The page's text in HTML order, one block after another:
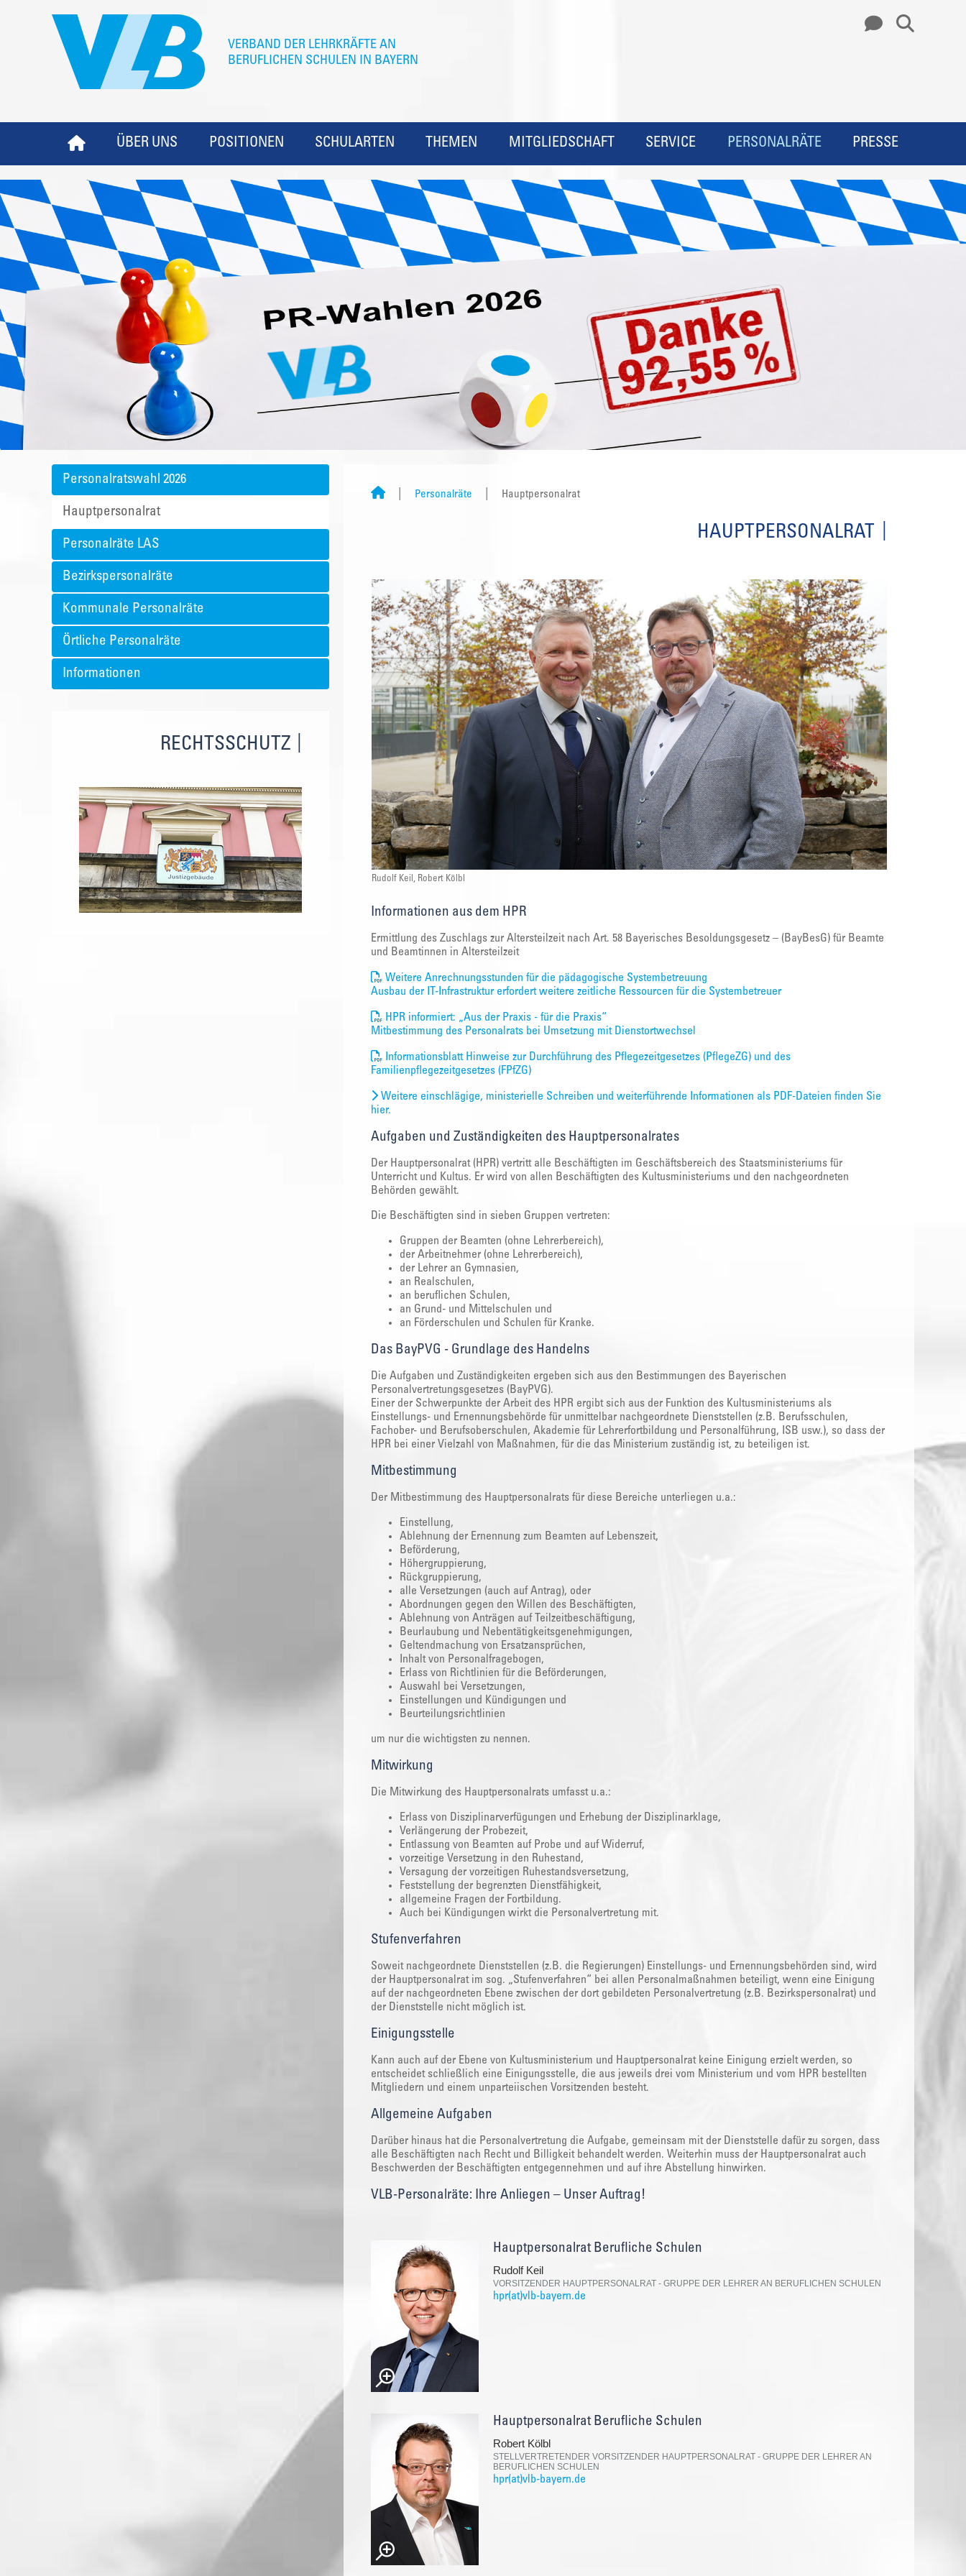
ÜBER UNS POSITIONEN SCHULARTEN THEMEN MITGLIEDSCHAFT SERVICE PERSONALRÄTE PRESSE
Personalratswahl 2026
Hauptpersonalrat
Personalräte LAS
Bezirkspersonalräte
Kommunale Personalräte
Örtliche Personalräte
Informationen
RECHTSSCHUTZ
Personalräte Hauptpersonalrat
HAUPTPERSONALRAT
Rudolf Keil, Robert Kölbl
Informationen aus dem HPR
Ermittlung des Zuschlags zur Altersteilzeit nach Art. 58 Bayerisches Besoldungsgesetz – (BayBesG) für Beamte
und Beamtinnen in Altersteilzeit
Weitere Anrechnungsstunden für die pädagogische Systembetreuung
Ausbau der IT-Infrastruktur erfordert weitere zeitliche Ressourcen für die Systembetreuer
HPR informiert: „Aus der Praxis - für die Praxis“
Mitbestimmung des Personalrats bei Umsetzung mit Dienstortwechsel
Informationsblatt Hinweise zur Durchführung des Pflegezeitgesetzes (PflegeZG) und des
Familienpflegezeitgesetzes (FPfZG)
Weitere einschlägige, ministerielle Schreiben und weiterführende Informationen als PDF-Dateien finden Sie
hier.
Aufgaben und Zuständigkeiten des Hauptpersonalrates
Der Hauptpersonalrat (HPR) vertritt alle Beschäftigten im Geschäftsbereich des Staatsministeriums für
Unterricht und Kultus. Er wird von allen Beschäftigten des Kultusministeriums und den nachgeordneten
Behörden gewählt.
Die Beschäftigten sind in sieben Gruppen vertreten:
Gruppen der Beamten (ohne Lehrerbereich),
der Arbeitnehmer (ohne Lehrerbereich),
der Lehrer an Gymnasien,
an Realschulen,
an beruflichen Schulen,
an Grund- und Mittelschulen und
an Förderschulen und Schulen für Kranke.
Das BayPVG - Grundlage des Handelns
Die Aufgaben und Zuständigkeiten ergeben sich aus den Bestimmungen des Bayerischen
Personalvertretungsgesetzes (BayPVG).
Einer der Schwerpunkte der Arbeit des HPR ergibt sich aus der Funktion des Kultusministeriums als
Einstellungs- und Ernennungsbehörde für unmittelbar nachgeordnete Dienststellen (z.B. Berufsschulen,
Fachober- und Berufsoberschulen, Akademie für Lehrerfortbildung und Personalführung, ISB usw.), so dass der
HPR bei einer Vielzahl von Maßnahmen, für die das Ministerium zuständig ist, zu beteiligen ist.
Mitbestimmung
Der Mitbestimmung des Hauptpersonalrats für diese Bereiche unterliegen u.a.:
Einstellung,
Ablehnung der Ernennung zum Beamten auf Lebenszeit,
Beförderung,
Höhergruppierung,
Rückgruppierung,
alle Versetzungen (auch auf Antrag), oder
Abordnungen gegen den Willen des Beschäftigten,
Ablehnung von Anträgen auf Teilzeitbeschäftigung,
Beurlaubung und Nebentätigkeitsgenehmigungen,
Geltendmachung von Ersatzansprüchen,
Inhalt von Personalfragebogen,
Erlass von Richtlinien für die Beförderungen,
Auswahl bei Versetzungen,
Einstellungen und Kündigungen und
Beurteilungsrichtlinien
um nur die wichtigsten zu nennen.
Mitwirkung
Die Mitwirkung des Hauptpersonalrats umfasst u.a.:
Erlass von Disziplinarverfügungen und Erhebung der Disziplinarklage,
Verlängerung der Probezeit,
Entlassung von Beamten auf Probe und auf Widerruf,
vorzeitige Versetzung in den Ruhestand,
Versagung der vorzeitigen Ruhestandsversetzung,
Feststellung der begrenzten Dienstfähigkeit,
allgemeine Fragen der Fortbildung.
Auch bei Kündigungen wirkt die Personalvertretung mit.
Stufenverfahren
Soweit nachgeordnete Dienststellen (z.B. die Regierungen) Einstellungs- und Ernennungsbehörden sind, wird
der Hauptpersonalrat im sog. „Stufenverfahren“ bei allen Personalmaßnahmen beteiligt, wenn eine Einigung
auf der nachgeordneten Ebene zwischen der dort gebildeten Personalvertretung (z.B. Bezirkspersonalrat) und
der Dienststelle nicht möglich ist.
Einigungsstelle
Kann auch auf der Ebene von Kultusministerium und Hauptpersonalrat keine Einigung erzielt werden, so
entscheidet schließlich eine Einigungsstelle, die aus jeweils drei vom Ministerium und vom HPR bestellten
Mitgliedern und einem unparteiischen Vorsitzenden besteht.
Allgemeine Aufgaben
Darüber hinaus hat die Personalvertretung die Aufgabe, gemeinsam mit der Dienststelle dafür zu sorgen, dass
alle Beschäftigten nach Recht und Billigkeit behandelt werden. Weiterhin muss der Hauptpersonalrat auch
Beschwerden der Beschäftigten entgegennehmen und auf ihre Abstellung hinwirken.
VLB-Personalräte: Ihre Anliegen – Unser Auftrag!
Hauptpersonalrat Berufliche Schulen
Rudolf Keil
VORSITZENDER HAUPTPERSONALRAT - GRUPPE DER LEHRER AN BERUFLICHEN SCHULEN
hpr(at)vlb-bayern.de
Hauptpersonalrat Berufliche Schulen
Robert Kölbl
STELLVERTRETENDER VORSITZENDER HAUPTPERSONALRAT - GRUPPE DER LEHRER AN
BERUFLICHEN SCHULEN
hpr(at)vlb-bayern.de